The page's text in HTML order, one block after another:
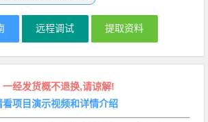
远程调试 提取资料
一经发货概不退换,请谅解!
看项目演示视频和详情介绍